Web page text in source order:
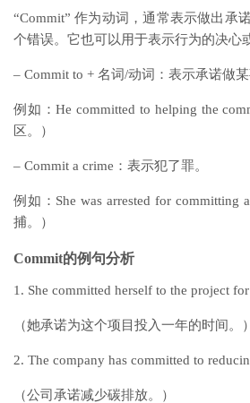
“Commit” 作为动词，通常表示做出承
个错误。它也可以用于表示行为的决心
– Commit to + 名词/动词：表示承诺做某
例如：He committed to helping the
区。）
– Commit a crime：表示犯了罪。
例如：She was arrested for committing
捕。）
Commit的例句分析
1. She committed herself to the project for
（她承诺为这个项目投入一年的时间。）
2. The company has committed to
（公司承诺减少碳排放。）